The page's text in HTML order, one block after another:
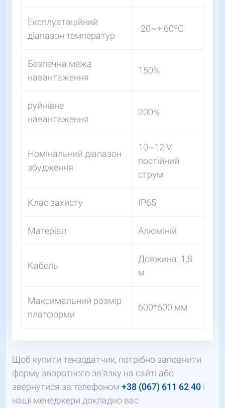
Експлуатаційний
діапазон температур
-20~+ 60ºС
Безпечна межа
навантаження
150%
руйнівне
навантаження
200%
Номінальний діапазон
збудження
10~12 V
постійний
струм
Клас захисту IP65
Матеріал Алюміній
Кабель
Довжина: 1,8
м
Максимальний розмір
платформи
600*600 мм
Щоб купити тензодатчик, потрібно заповнити
форму зворотного зв’язку на сайті або
звернутися за телефоном +38 (067) 611 62 40 і
наші менеджери докладно вас